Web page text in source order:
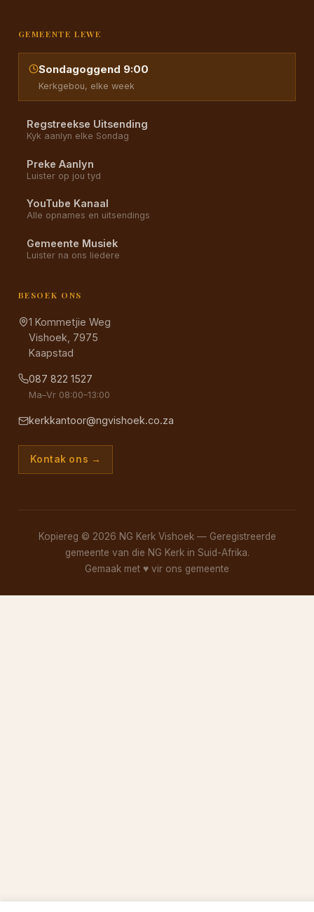
GEMEENTE LEWE
Sondagoggend 9:00
Kerkgebou, elke week
Regstreekse Uitsending
Kyk aanlyn elke Sondag
Preke Aanlyn
Luister op jou tyd
YouTube Kanaal
Alle opnames en uitsendings
Gemeente Musiek
Luister na ons liedere
BESOEK ONS
1 Kommetjie Weg
Vishoek, 7975
Kaapstad
087 822 1527
Ma–Vr 08:00–13:00
kerkkantoor@ngvishoek.co.za
Kontak ons →
Kopiereg © 2026 NG Kerk Vishoek — Geregistreerde
gemeente van die NG Kerk in Suid-Afrika.
Gemaak met ♥ vir ons gemeente